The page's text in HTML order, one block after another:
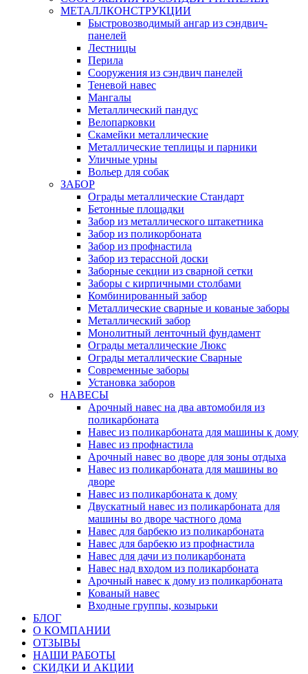
МЕТАЛЛКОНСТРУКЦИИ
Быстровозводимый ангар из сэндвич-
панелей
Лестницы
Перила
Сооружения из сэндвич панелей
Теневой навес
Мангалы
Металлический пандус
Велопарковки
Скамейки металлические
Металлические теплицы и парники
Уличные урны
Вольер для собак
ЗАБОР
Ограды металлические Стандарт
Бетонные площадки
Забор из металлического штакетника
Забор из поликорбоната
Забор из профнастила
Забор из терассной доски
Заборные секции из сварной сетки
Заборы с кирпичными столбами
Комбинированный забор
Металлические сварные и кованые заборы
Металлический забор
Монолитный ленточный фундамент
Ограды металлические Люкс
Ограды металлические Сварные
Современные заборы
Установка заборов
НАВЕСЫ
Арочный навес на два автомобиля из
поликарбоната
Навес из поликарбоната для машины к дому
Навес из профнастила
Арочный навес во дворе для зоны отдыха
Навес из поликарбоната для машины во
дворе
Навес из поликарбоната к дому
Двускатный навес из поликарбоната для
машины во дворе частного дома
Навес для барбекю из поликарбоната
Навес для барбекю из профнастила
Навес для дачи из поликарбоната
Навес над входом из поликарбоната
Арочный навес к дому из поликарбоната
Кованый навес
Входные группы, козырьки
БЛОГ
О КОМПАНИИ
ОТЗЫВЫ
НАШИ РАБОТЫ
СКИДКИ И АКЦИИ